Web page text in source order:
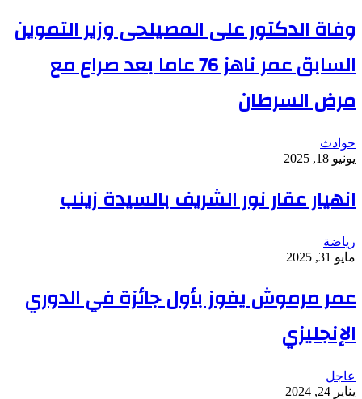
وفاة الدكتور على المصيلحى وزير التموين
السابق عمر ناهز 76 عاما بعد صراع مع
مرض السرطان
حوادث
يونيو 18, 2025
انهيار عقار نور الشريف بالسيدة زينب
رياضة
مايو 31, 2025
عمر مرموش يفوز بأول جائزة في الدوري
الإنجليزي
عاجل
يناير 24, 2024